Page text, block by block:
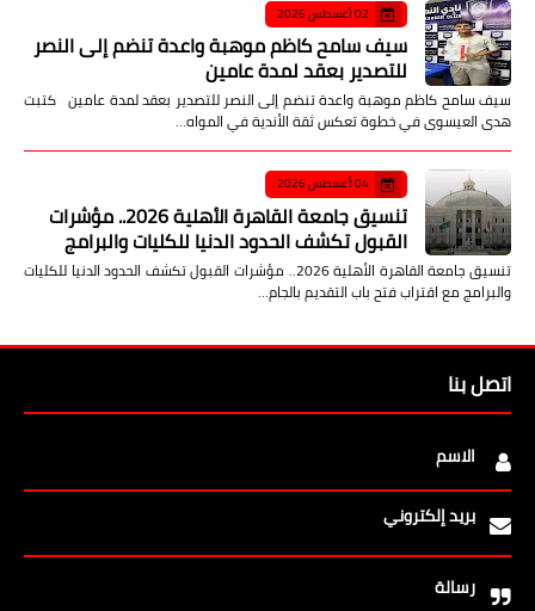
02 أغسطس 2026
سيف سامح كاظم موهبة واعدة تنضم إلى النصر
للتصدير بعقد لمدة عامين
سيف سامح كاظم موهبة واعدة تنضم إلى النصر للتصدير بعقد لمدة عامين كتبت
هدى العيسوى في خطوة تعكس ثقة الأندية في المواه…
04 أغسطس 2026
تنسيق جامعة القاهرة الأهلية 2026.. مؤشرات
القبول تكشف الحدود الدنيا للكليات والبرامج
تنسيق جامعة القاهرة الأهلية 2026.. مؤشرات القبول تكشف الحدود الدنيا للكليات
والبرامج مع اقتراب فتح باب التقديم بالجام…
اتصل بنا
الاسم
بريد إلكتروني
رسالة